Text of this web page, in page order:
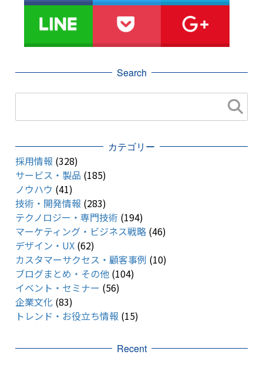
Search
カテゴリー
採用情報 (328)
サービス・製品 (185)
ノウハウ (41)
技術・開発情報 (283)
テクノロジー・専門技術 (194)
マーケティング・ビジネス戦略(46)
デザイン・UX(62)
カスタマーサクセス・顧客事例 (10)
ブログまとめ・その他(104)
イベント・セミナー (56)
企業文化 (83)
トレンド・お役立ち情報 (15)
Recent